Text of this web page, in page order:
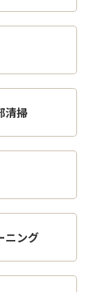
清掃
ニング